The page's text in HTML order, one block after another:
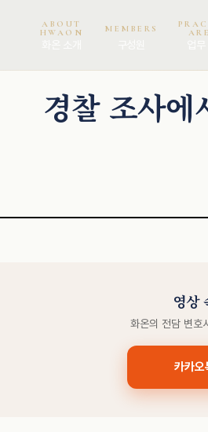
ABOUT
HWAON
MEMBERS
경찰 조사에
영상
화온의 전담 변호
카카오